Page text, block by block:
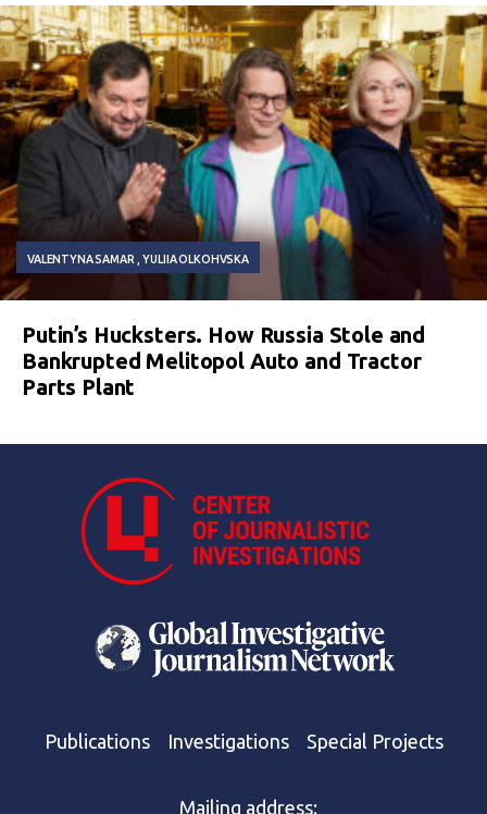
VALENTYNA SAMAR YULIIA OLKOHVSKA
Putin’s Hucksters. How Russia Stole and
Bankrupted Melitopol Auto and Tractor
Parts Plant
Publications Investigations Special Projects
Mailing address: